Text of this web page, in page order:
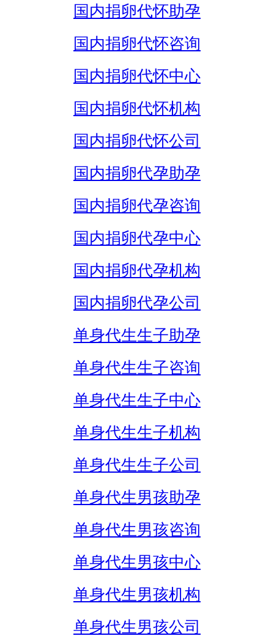
国内捐卵代怀助孕
国内捐卵代怀咨询
国内捐卵代怀中心
国内捐卵代怀机构
国内捐卵代怀公司
国内捐卵代孕助孕
国内捐卵代孕咨询
国内捐卵代孕中心
国内捐卵代孕机构
国内捐卵代孕公司
单身代生生子助孕
单身代生生子咨询
单身代生生子中心
单身代生生子机构
单身代生生子公司
单身代生男孩助孕
单身代生男孩咨询
单身代生男孩中心
单身代生男孩机构
单身代生男孩公司